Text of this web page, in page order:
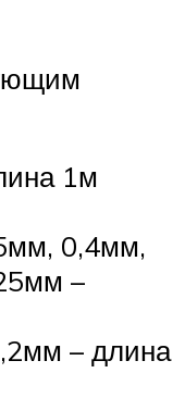
1м
0,4мм,
–
– длина